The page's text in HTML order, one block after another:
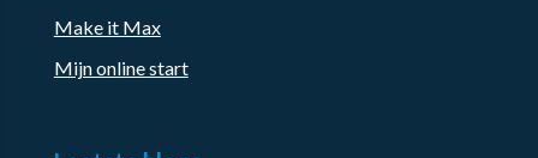
Make it Max
Mijn online start